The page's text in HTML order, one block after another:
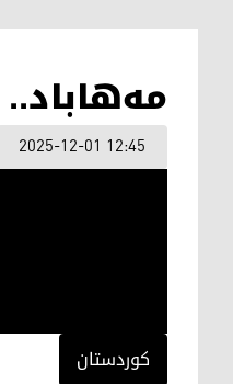
2025-12-01 12:45
کوردستان